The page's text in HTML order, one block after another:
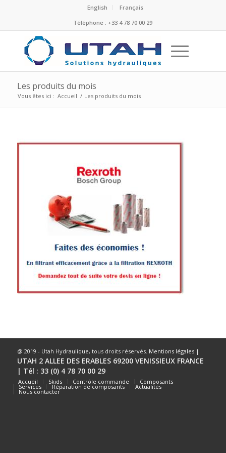
English
Français
Téléphone : +33 4 78 70 00 29
Les produits du mois
Vous êtes ici : Accueil / Les produits du mois
@ 2019 - Utah Hydraulique, tous droits réservés. Mentions légales|
UTAH 2 ALLEE DES ERABLES 69200 VENISSIEUX FRANCE
| Tél : 33 (0) 4 78 70 00 29
Accueil Skids Contrôle commande Composants
Services Réparation de composants Actualités
Nous contacter